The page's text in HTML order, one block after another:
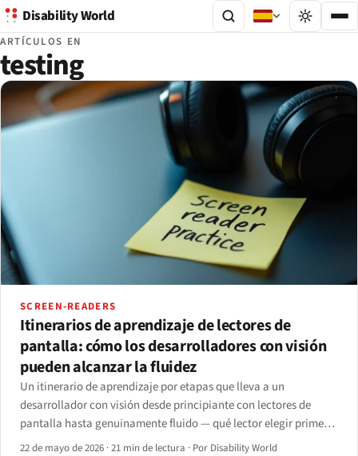
Disability World
ARTÍCULOS EN
testing
SCREEN-READERS
Itinerarios de aprendizaje de lectores de
pantalla: cómo los desarrolladores con visión
pueden alcanzar la fluidez
Un itinerario de aprendizaje por etapas que lleva a un
desarrollador con visión desde principiante con lectores de
pantalla hasta genuinamente fluido — qué lector elegir primero,
los ejercicios con monitor apagado de la primera semana y los
22 de mayo de 2026 ·21 min de lectura · Por Disability World